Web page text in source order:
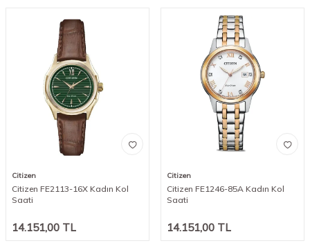
Citizen
Citizen FE2113-16X Kadın Kol
Saati
14.151,00 TL
Citizen
Citizen FE1246-85A Kadın Kol
Saati
14.151,00 TL